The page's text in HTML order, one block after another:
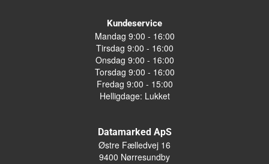
Kundeservice
Mandag 9:00 - 16:00
Tirsdag 9:00 - 16:00
Onsdag 9:00 - 16:00
Torsdag 9:00 - 16:00
Fredag 9:00 - 15:00
Helligdage: Lukket
Datamarked ApS
Østre Fælledvej 16
9400 Nørresundby